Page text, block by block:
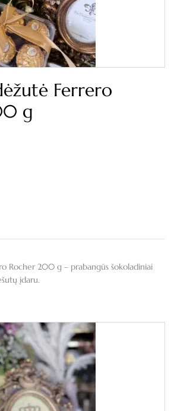
Ferrero
g
Rocher 200 g – prabangūs šokoladiniai
įdaru.